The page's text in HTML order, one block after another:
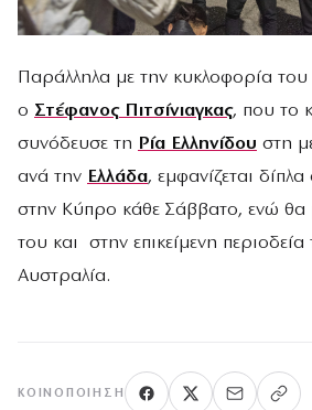
Παράλληλα με την κυκλοφορία
ο Στέφανος Πιτσίνιαγκας, που το
συνόδευσε τη Ρία Ελληνίδου στη
ανά την Ελλάδα, εμφανίζεται
στην Κύπρο κάθε Σάββατο, ενώ θα
του και στην επικείμενη
Αυστραλία.
ΚΟΙΝΟΠΟΊΗΣΗ